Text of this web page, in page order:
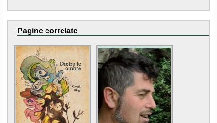
Pagine correlate